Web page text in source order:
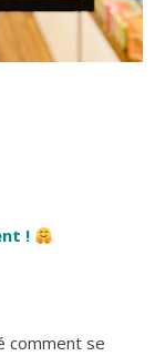
!
comment se